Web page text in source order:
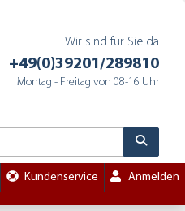
Wir sind für Sie da
+49(0)39201/289810
Montag - Freitag von 08-16 Uhr
Kundenservice Anmelden